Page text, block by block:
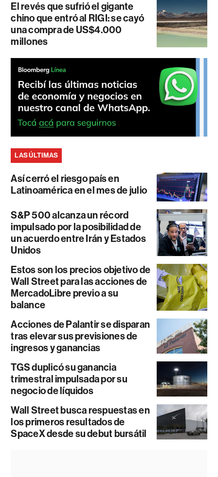
El revés que sufrió el gigante
chino que entró al RIGI: se cayó
una compra de US$4.000
millones
LAS ÚLTIMAS
Así cerró el riesgo país en
Latinoamérica en el mes de julio
S&P 500 alcanza un récord
impulsado por la posibilidad de
un acuerdo entre Irán y Estados
Unidos
Estos son los precios objetivo de
Wall Street para las acciones de
MercadoLibre previo a su
balance
Acciones de Palantir se disparan
tras elevar sus previsiones de
ingresos y ganancias
TGS duplicó su ganancia
trimestral impulsada por su
negocio de líquidos
Wall Street busca respuestas en
los primeros resultados de
SpaceX desde su debut bursátil